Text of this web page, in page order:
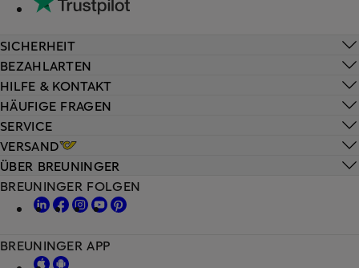
HILFE & KONTAKT
HÄUFIGE FRAGEN
SERVICE
VERSAND
SICHERHEIT
BEZAHLARTEN
ÜBER BREUNINGER
BREUNINGER FOLGEN
BREUNINGER APP